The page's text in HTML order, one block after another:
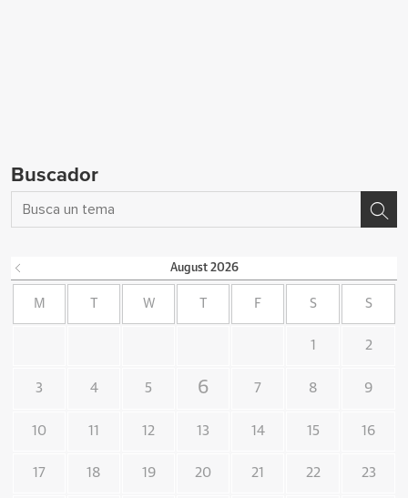
Buscador
August 2026
M W F S S
1 2
3 4 5 6 7 8 9
10 11 12 13 14 15 16
17 18 19 20 21 22 23